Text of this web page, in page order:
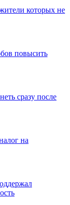
которых не
повысить
сразу после
на